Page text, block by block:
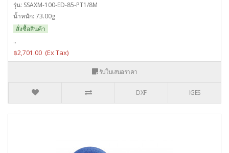
รุ่น: SSAXM-100-ED-85-PT1/8M
น้ำหนัก: 73.00g
สั่งซื้อสินค้า
..
฿2,701.00
รับใบเสนอราคา
DXF IGES